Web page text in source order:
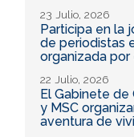
23 Julio, 2026
Participa en la
de periodistas
organizada por
22 Julio, 2026
El Gabinete de
y MSC
aventura de